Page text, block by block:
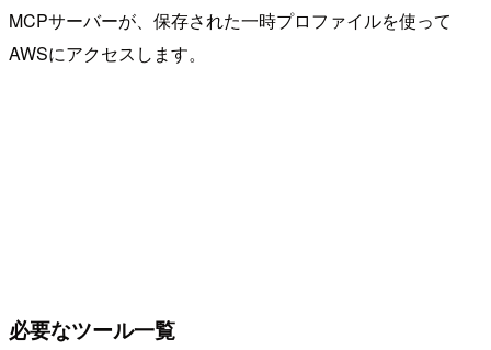
MCPサーバーが、保存された一時プロファイルを使って
AWSにアクセスします。
必要なツール一覧